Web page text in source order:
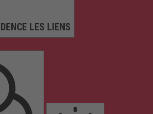
LES LIENS